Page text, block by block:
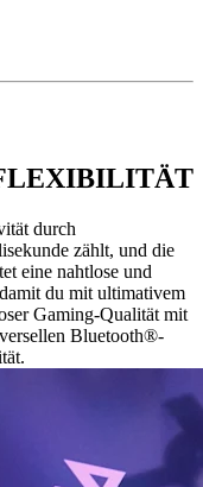
durch
zählt, und die
eine nahtlose und
du mit ultimativem
Gaming-Qualität mit
Bluetooth®-